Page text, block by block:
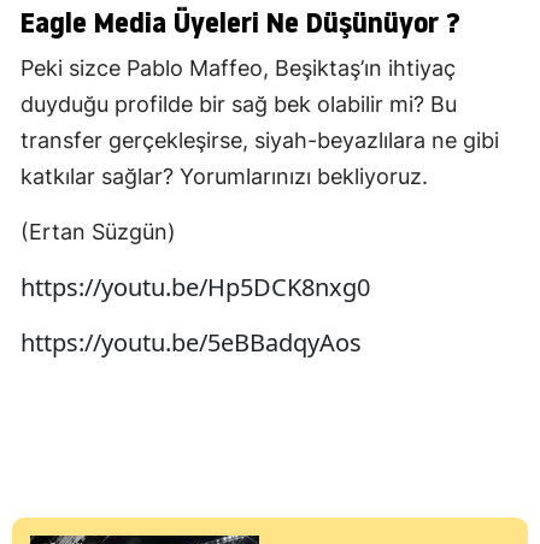
Eagle Media Üyeleri Ne Düşünüyor ?
Peki sizce Pablo Maffeo, Beşiktaş’ın ihtiyaç
duyduğu profilde bir sağ bek olabilir mi? Bu
transfer gerçekleşirse, siyah-beyazlılara ne gibi
katkılar sağlar? Yorumlarınızı bekliyoruz.
(Ertan Süzgün)
https://youtu.be/Hp5DCK8nxg0
https://youtu.be/5eBBadqyAos